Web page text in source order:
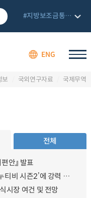
ENG
#지방보조금통합관리망
보 국외연구자료 국제무역
전체
안』 발표
과기정통부, ‘누누티비 시즌2’에 강력 대응 의지 밝혀
시장 여건 및 전망